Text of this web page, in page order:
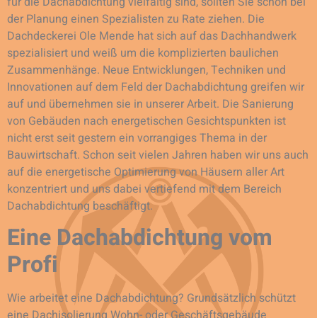
der Planung einen Spezialisten zu Rate ziehen. Die
Dachdeckerei Ole Mende hat sich auf das Dachhandwerk
spezialisiert und weiß um die komplizierten baulichen
Zusammenhänge. Neue Entwicklungen, Techniken und
Innovationen auf dem Feld der Dachabdichtung greifen wir
auf und übernehmen sie in unserer Arbeit. Die Sanierung
von Gebäuden nach energetischen Gesichtspunkten ist
nicht erst seit gestern ein vorrangiges Thema in der
Bauwirtschaft. Schon seit vielen Jahren haben wir uns auch
auf die energetische Optimierung von Häusern aller Art
konzentriert und uns dabei vertiefend mit dem Bereich
Dachabdichtung beschäftigt.
Eine Dachabdichtung vom
Profi
Wie arbeitet eine Dachabdichtung? Grundsätzlich schützt